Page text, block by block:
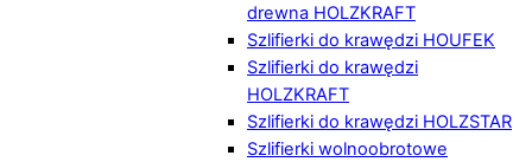
drewna HOLZKRAFT
Szlifierki do krawędzi HOUFEK
Szlifierki do krawędzi
HOLZKRAFT
Szlifierki do krawędzi HOLZSTAR
Szlifierki wolnoobrotowe